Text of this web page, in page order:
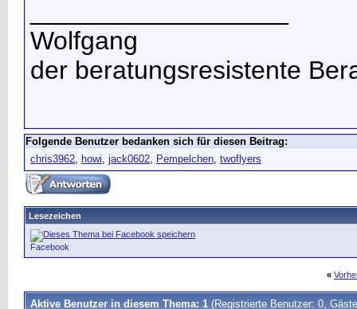
Wolfgang
der beratungsresistente
Folgende Benutzer bedanken sich für diesen Beitrag:
chris3962, howi, jack0602, Pempelchen, twoflyers
Lesezeichen
Facebook
«
Aktive Benutzer in diesem Thema: 1 (Registrierte Benutzer: 0,